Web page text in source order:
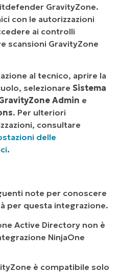
GravityZone.
con le autorizzazioni
ai controlli
scansioni GravityZone
al tecnico, aprire la
selezionare Sistema
Admin e
. Per ulteriori
consultare
delle
.
note per conoscere
per questa integrazione.
Active Directory non è
NinjaOne
è compatibile solo